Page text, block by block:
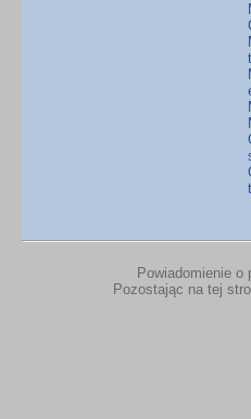
Powiadomienie
Pozostając na tej